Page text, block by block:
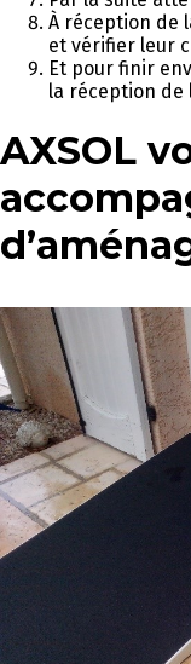
À réception de
et vérifier leur
Et pour finir
la réception de
AXSOL